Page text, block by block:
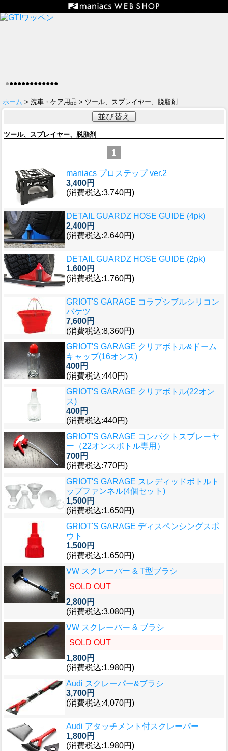
●●●●●●●●●●●●●
ホーム > 洗車・ケア用品 > ツール、スプレイヤー、脱脂剤
並び替え
ツール、スプレイヤー、脱脂剤
1
maniacs プロステップ ver.2
3,400円
(消費税込:3,740円)
DETAIL GUARDZ HOSE GUIDE (4pk)
2,400円
(消費税込:2,640円)
DETAIL GUARDZ HOSE GUIDE (2pk)
1,600円
(消費税込:1,760円)
GRIOT'S GARAGE コラプシブルシリコン
バケツ
7,600円
(消費税込:8,360円)
GRIOT'S GARAGE クリアボトル&ドーム
キャップ(16オンス)
400円
(消費税込:440円)
GRIOT'S GARAGE クリアボトル(22オン
ス)
400円
(消費税込:440円)
GRIOT'S GARAGE コンパクトスプレーヤ
ー（22オンスボトル専用）
700円
(消費税込:770円)
GRIOT'S GARAGE スレディッドボトルト
ップファンネル(4個セット)
1,500円
(消費税込:1,650円)
GRIOT'S GARAGE ディスペンシングスポ
ウト
1,500円
(消費税込:1,650円)
VW スクレーパー & T型ブラシ
SOLD OUT
2,800円
(消費税込:3,080円)
VW スクレーパー & ブラシ
SOLD OUT
1,800円
(消費税込:1,980円)
Audi スクレーパー&ブラシ
3,700円
(消費税込:4,070円)
Audi アタッチメント付スクレーパー
1,800円
(消費税込:1,980円)